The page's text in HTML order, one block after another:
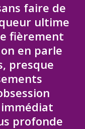
faire de
ultime
fièrement
en parle
presque
profonde